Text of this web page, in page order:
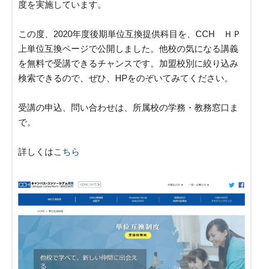
度を実施しています。
この度、2020年度後期単位互換提供科目を、CCH ＨＰ
上単位互換ページで公開しました。他校の気になる講義
を無料で受講できるチャンスです。加盟校別に絞り込み
検索できるので、ぜひ、HPをのぞいてみてください。
受講の申込、問い合わせは、所属校の学務・教務窓口ま
で。
詳しくはこちら